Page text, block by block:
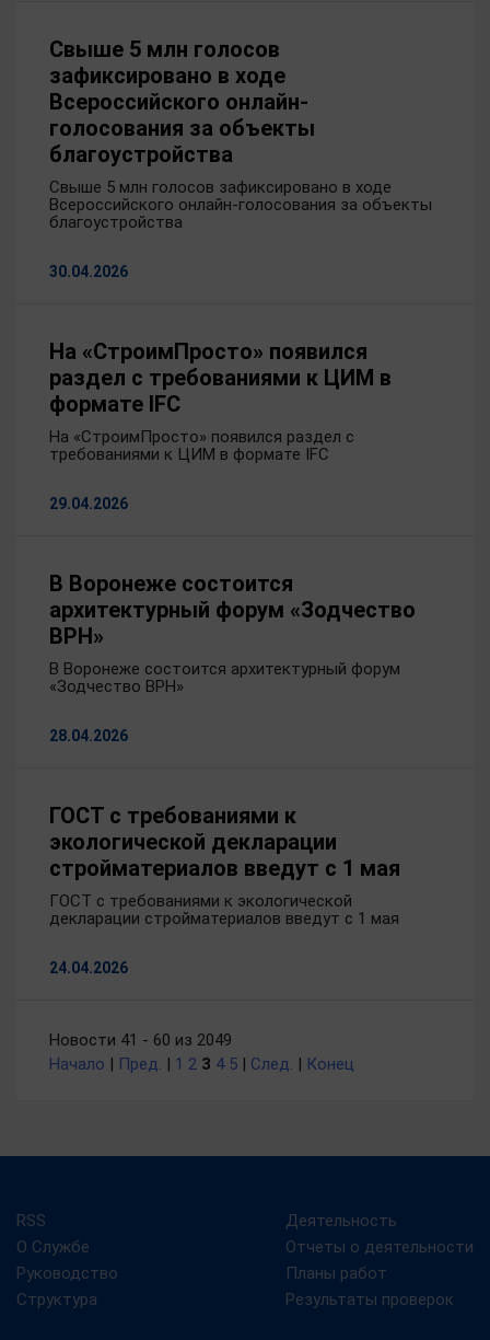
Свыше 5 млн голосов
зафиксировано в ходе
Всероссийского онлайн-
голосования за объекты
благоустройства
Свыше 5 млн голосов зафиксировано в ходе
Всероссийского онлайн-голосования за объекты
благоустройства
30.04.2026
На «СтроимПросто» появился
раздел с требованиями к ЦИМ в
формате IFC
На «СтроимПросто» появился раздел с
требованиями к ЦИМ в формате IFC
29.04.2026
В Воронеже состоится
архитектурный форум «Зодчество
ВРН»
В Воронеже состоится архитектурный форум
«Зодчество ВРН»
28.04.2026
ГОСТ с требованиями к
экологической декларации
стройматериалов введут с 1 мая
ГОСТ с требованиями к экологической
декларации стройматериалов введут с 1 мая
24.04.2026
Новости 41 - 60 из 2049
Начало | Пред. | 1 2 3 4 5 | След. | Конец
RSS
О Службе
Руководство
Структура
Деятельность
Отчеты о деятельности
Планы работ
Результаты проверок